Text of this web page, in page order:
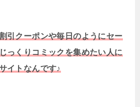
引クーポンや毎日のようにセー
っくりコミックを集めたい人に
イトなんです♪